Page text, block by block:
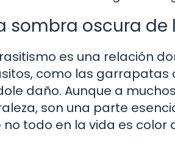
sombra oscura de
es una relación
como las
daño. Aunque a
son una parte
todo en la vida es